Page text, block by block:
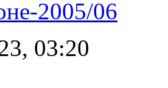
2005/06
03:20